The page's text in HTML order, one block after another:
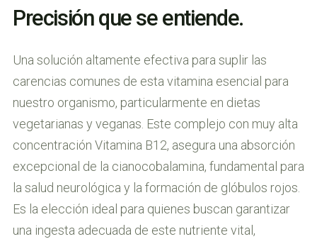
Precisión que se entiende.
Una solución altamente efectiva para suplir las
carencias comunes de esta vitamina esencial para
nuestro organismo, particularmente en dietas
vegetarianas y veganas. Este complejo con muy alta
concentración Vitamina B12, asegura una absorción
excepcional de la cianocobalamina, fundamental para
la salud neurológica y la formación de glóbulos rojos.
Es la elección ideal para quienes buscan garantizar
una ingesta adecuada de este nutriente vital,